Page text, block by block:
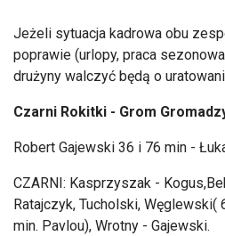
Jeżeli sytuacja kadrowa obu
poprawie (urlopy, praca
drużyny walczyć będą o
Czarni Rokitki - Grom
Robert Gajewski 36 i 76 min -
CZARNI: Kasprzyszak -
Ratajczyk, Tucholski, Węglewski(
min. Pavlou), Wrotny - Gajewski.